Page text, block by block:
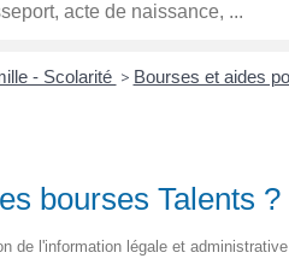
- Scolarité > Bourses et aides
bourses Talents ?
de l'information légale et